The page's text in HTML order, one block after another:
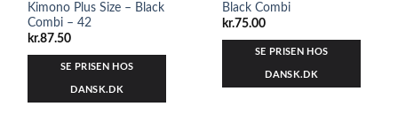
Kimono Plus Size – Black
Combi – 42
kr.87.50
SE PRISEN HOS
DANSK.DK
Black Combi
kr.75.00
SE PRISEN HOS
DANSK.DK